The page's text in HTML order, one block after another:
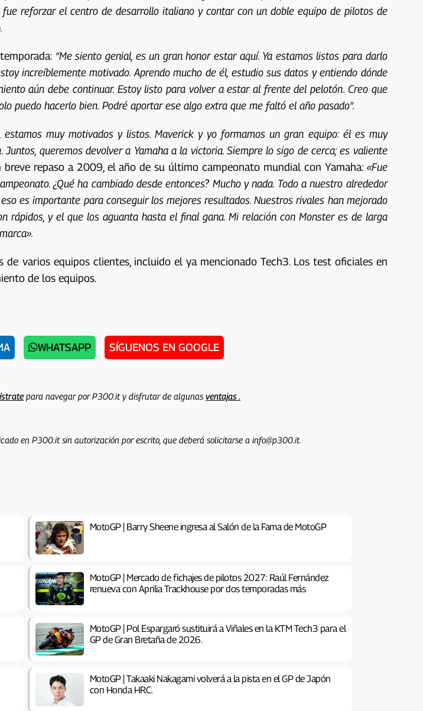
reforzar el centro de desarrollo italiano y contar con un doble equipo de pilotos de
“Me siento genial, es un gran honor estar aquí. Ya estamos listos para darlo
increíblemente motivado. Aprendo mucho de él, estudio sus datos y entiendo dónde
aún debe continuar. Estoy listo para volver a estar al frente del pelotón. Creo que
puedo hacerlo bien. Podré aportar ese algo extra que me faltó el año pasado”.
muy motivados y listos. Maverick y yo formamos un gran equipo: él es muy
queremos devolver a Yamaha a la victoria. Siempre lo sigo de cerca; es valiente
breve repaso a 2009, el año de su último campeonato mundial con Yamaha: «Fue
¿Qué ha cambiado desde entonces? Mucho y nada. Todo a nuestro alrededor
es importante para conseguir los mejores resultados. Nuestros rivales han mejorado
rápidos, y el que los aguanta hasta el final gana. Mi relación con Monster es de larga
varios equipos clientes, incluido el ya mencionado Tech3. Los test oficiales en
de los equipos.
WHATSAPP SÍGUENOS EN GOOGLE
para navegar por P300.it y disfrutar de algunasventajas .
en P300.it sin autorización por escrito, que deberá solicitarse a info@p300.it.
MotoGP | Barry Sheene ingresa al Salón de la Fama de MotoGP
MotoGP | Mercado de fichajes de pilotos 2027: Raúl Fernández
renueva con Aprilia Trackhouse por dos temporadas más
MotoGP | Pol Espargaró sustituirá a Viñales en la KTM Tech3 para el
GP de Gran Bretaña de 2026.
MotoGP | Takaaki Nakagami volverá a la pista en el GP de Japón
con Honda HRC.